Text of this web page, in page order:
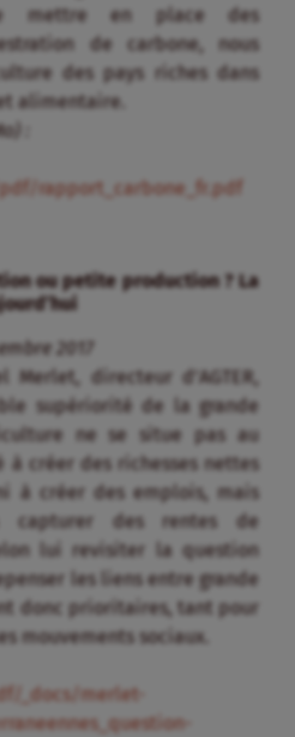
mettre en place des
de carbone, nous
des pays riches dans
alimentaire.
:
rapport_carbone_fr.pdf
ou petite production ? La
2017
Merlet, directeur d’AGTER,
supériorité de la grande
ne se situe pas au
à créer des richesses nettes
à créer des emplois, mais
des rentes de
lui revisiter la question
les liens entre grande
donc prioritaires, tant pour
mouvements sociaux.
_docs/merlet-